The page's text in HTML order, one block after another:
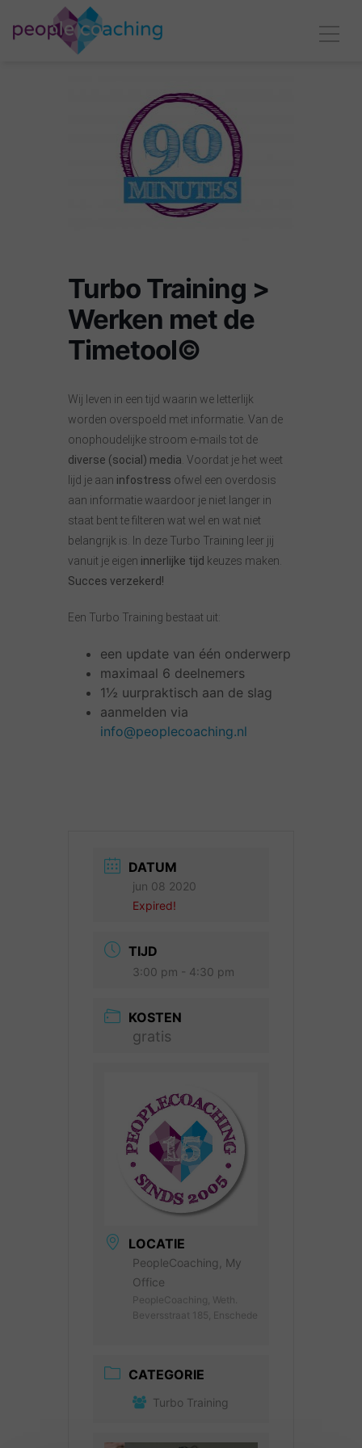
Turbo Training >
Werken met de
Timetool©
Wij leven in een tijd waarin we letterlijk
worden overspoeld met informatie. Van de
onophoudelijke stroom e-mails tot de
diverse (social) media . Voordat je het weet
lijd je aan infostress ofwel een overdosis
aan informatie waardoor je niet langer in
staat bent te filteren wat wel en wat niet
belangrijk is. In deze Turbo Training leer jij
vanuit je eigen innerlijke tijd keuzes maken.
Succes verzekerd!
Een Turbo Training bestaat uit:
een update van één onderwerp
maximaal 6 deelnemers
1½ uurpraktisch aan de slag
aanmelden via
info@peoplecoaching.nl
DATUM
jun 08 2020
Expired!
TIJD
3:00 pm - 4:30 pm
KOSTEN
gratis
LOCATIE
PeopleCoaching, My
Office
PeopleCoaching, Weth.
Beversstraat 185, Enschede
CATEGORIE
Turbo Training